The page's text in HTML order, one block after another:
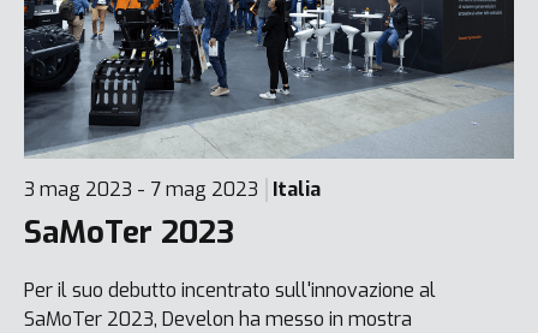
3 mag 2023 - 7 mag 2023 Italia
SaMoTer 2023
Per il suo debutto incentrato sull'innovazione al
SaMoTer 2023, Develon ha messo in mostra